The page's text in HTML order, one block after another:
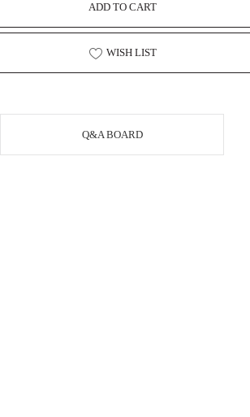
ADD TO CART
WISH LIST
Q&A BOARD